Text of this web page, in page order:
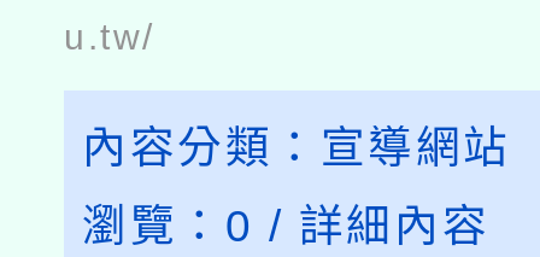
u.tw/
內容分類： 宣導網站
瀏覽： 0 / 詳細內容